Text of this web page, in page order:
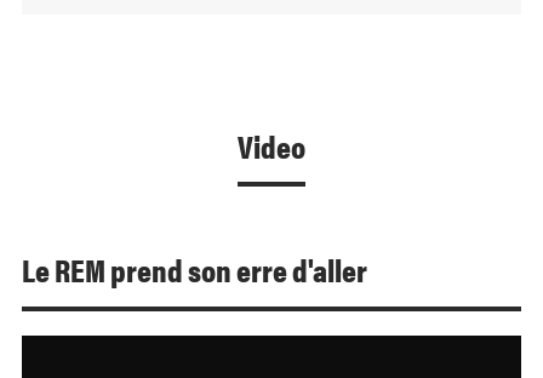
Video
Le REM prend son erre d'aller